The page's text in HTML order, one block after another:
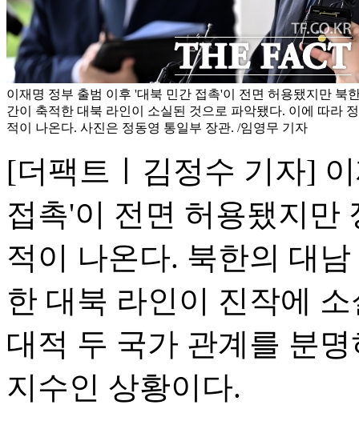
이재명 정부 출범 이후 '대북 민간 접촉'이 전면 허용됐지만 북
간이 축적한 대북 라인이 소실된 것으로 파악됐다. 이에 따라
적이 나온다. 사진은 정동영 통일부 장관. /임영무 기자
[더팩트ㅣ김정수 기자]
접촉'이 전면 허용됐지만
적이 나온다. 북한의 대
한 대북 라인이 진작에
대적 두 국가 관계를 분
지수인 상황이다.